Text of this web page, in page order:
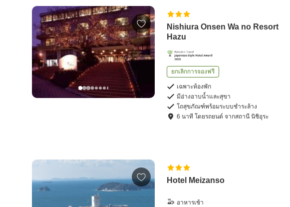
Nishiura Onsen Wa no Resort
Hazu
ยกเลิกการจองฟรี
เฉพาะห้องพัก
มีอ่างอาบน้ำและสุขา
โถสุขภัณฑ์พร้อมระบบชำระล้าง
6 นาที โดยรถยนต์ จากสถานี นิชิอุระ
Hotel Meizanso
อาหารเช้า